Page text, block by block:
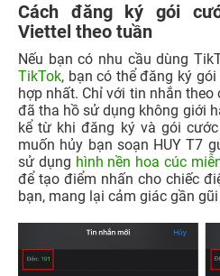
Cách đăng ký gói
Viettel theo tuần
Nếu bạn có nhu cầu dùng
TikTok, bạn có thể đăng ký
hợp nhất. Chỉ với tin nhắn
đã tha hồ sử dụng không giới
kể từ khi đăng ký và gói
muốn hủy bạn soạn HUY T7
sử dụng hình nền hoa cúc
để tạo điểm nhấn cho chiếc
bạn, mang lại cảm giác gần